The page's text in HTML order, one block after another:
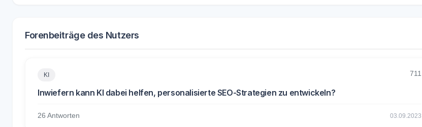
Forenbeiträge des Nutzers
KI 711
Inwiefern kann KI dabei helfen, personalisierte SEO-Strategien zu entwickeln?
26 Antworten 03.09.2023